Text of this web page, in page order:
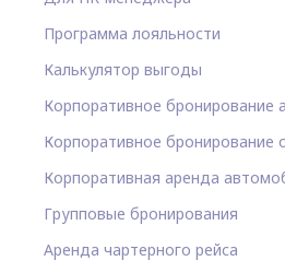
Программа лояльности
Калькулятор выгоды
Корпоративное бронирование
Корпоративное бронирование
Корпоративная аренда
Групповые бронирования
Аренда чартерного рейса